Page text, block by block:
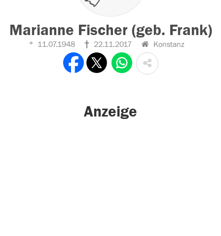
Marianne Fischer (geb. Frank)
11.07.1948 22.11.2017 Konstanz
Anzeige